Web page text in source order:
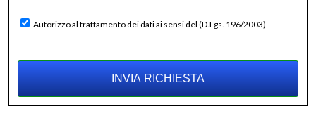
Autorizzo al trattamento dei dati ai sensi del (D.Lgs. 196/2003)